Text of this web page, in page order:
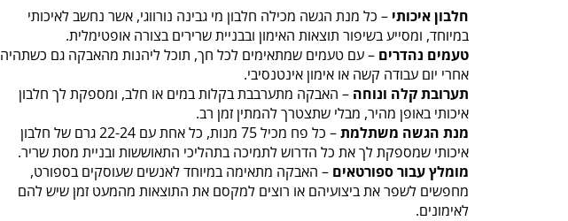
חלבון איכותי – כל מנת הגשה מכילה חלבון מי גבינה נורווגי, אשר נחשב לאיכותי
במיוחד, ומסייע בשיפור תוצאות האימון ובבניית שרירים בצורה אופטימלית.
טעמים נהדרים – עם טעמים שמתאימים לכל חך, תוכל ליהנות מהאבקה גם כשתהיה
אחרי יום עבודה קשה או אימון אינטנסיבי.
תערובת קלה ונוחה – האבקה מתערבבת בקלות במים או חלב, ומספקת לך חלבון
איכותי באופן מהיר, מבלי שתצטרך להמתין זמן רב.
מנת הגשה משתלמת
– כל פח מכיל 75 מנות, כל אחת עם 22-24 גרם של חלבון
איכותי שמספקת לך את כל הדרוש לתמיכה בתהליכי התאוששות ובניית מסת שריר.
מומלץ עבור ספורטאים – האבקה מתאימה במיוחד לאנשים שעוסקים בספורט,
מחפשים לשפר את ביצועיהם או רוצים למקסם את התוצאות מהמעט זמן שיש להם
לאימונים.